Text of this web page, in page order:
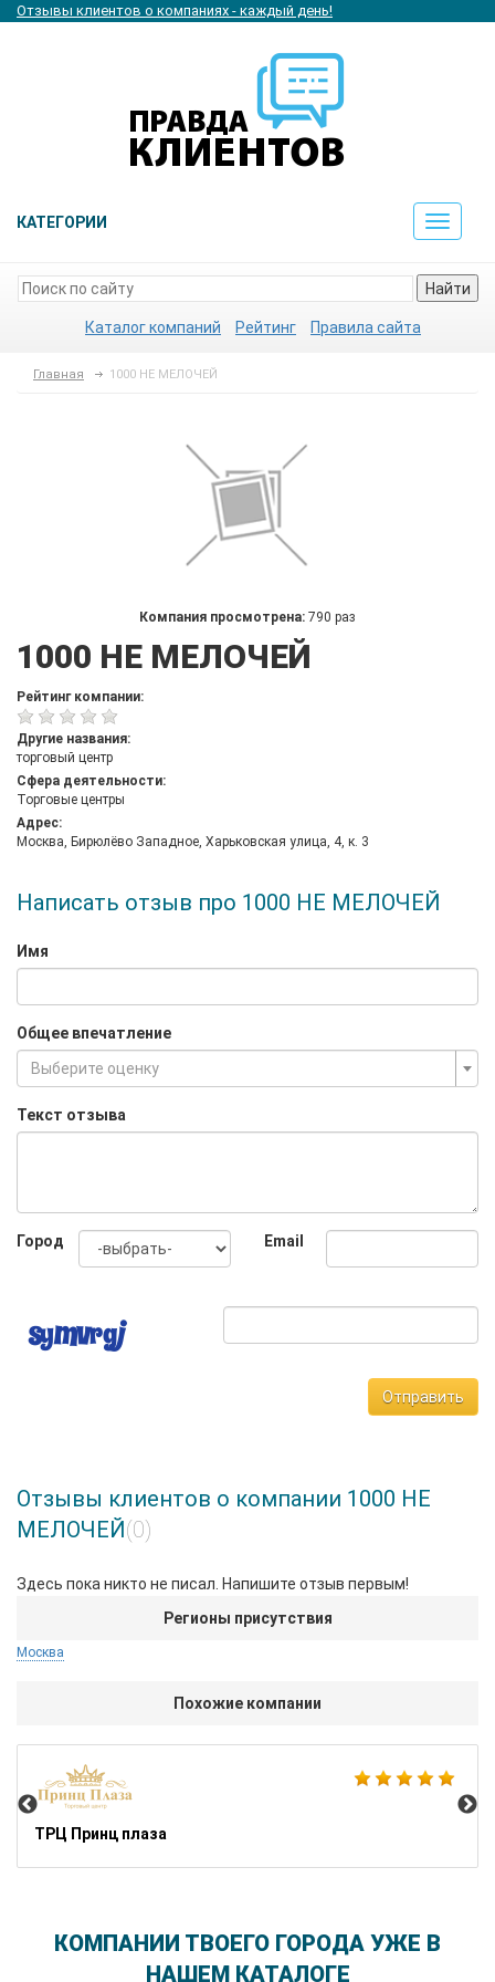
Отзывы клиентов о компаниях - каждый день!
КАТЕГОРИИ
Toggle
Найти
Каталог компаний Рейтинг Правила сайта
Главная 1000 НЕ МЕЛОЧЕЙ
Компания просмотрена: 790 раз
1000 НЕ МЕЛОЧЕЙ
Рейтинг компании:
Другие названия:
торговый центр
Сфера деятельности:
Торговые центры
Адрес:
Москва, Бирюлёво Западное, Харьковская улица, 4, к. 3
Написать отзыв про 1000 НЕ МЕЛОЧЕЙ
Имя
Общее впечатление
Выберите оценку
Текст отзыва
Город Email
Отправить
Отзывы клиентов о компании 1000 НЕ
МЕЛОЧЕЙ(0)
Здесь пока никто не писал. Напишите отзыв первым!
Регионы присутствия
Москва
Похожие компании
ТРЦ Принц плаза
КОМПАНИИ ТВОЕГО ГОРОДА УЖЕ В
НАШЕМ КАТАЛОГЕ